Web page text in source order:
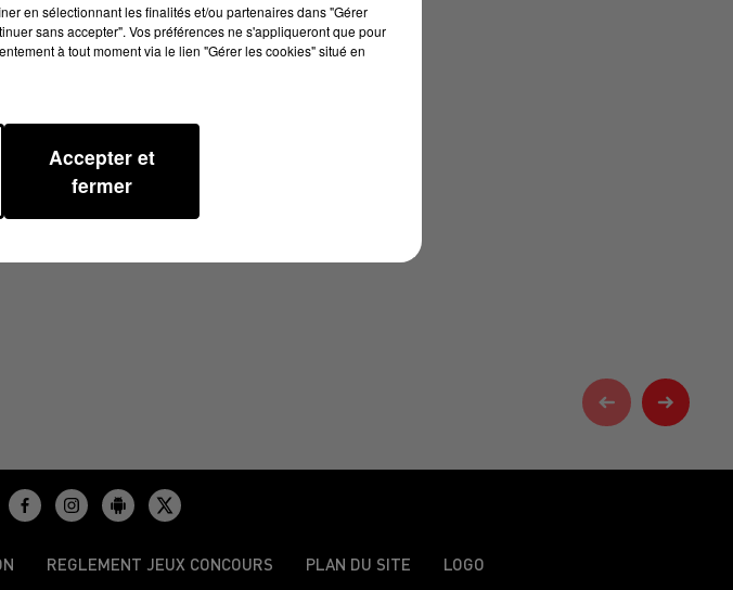
REGLEMENT JEUX CONCOURS PLAN DU SITE LOGO
en sélectionnant les finalités et/ou partenaires dans "Gérer
sans accepter". Vos préférences ne s'appliqueront que pour
à tout moment via le lien "Gérer les cookies" situé en
Accepter et
fermer